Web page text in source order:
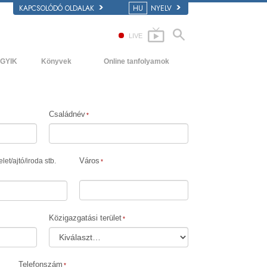
KAPCSOLÓDÓ OLDALAK HU NYELV
LIVE
GYIK Könyvek Online tanfolyamok
sérülésekre
Házasság
Az érzelmi Tónusskála
Családnév
/ajtó/iroda stb. Város
Közigazgatási terület
Telefonszám